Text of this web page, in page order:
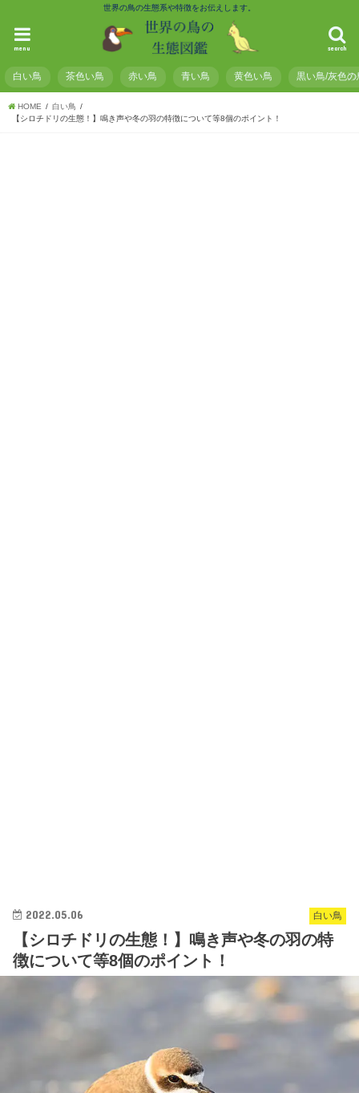
世界の鳥の生態系や特徴をお伝えします。
search
menu
白い鳥 茶色い鳥 赤い鳥 青い鳥 黄色い鳥 黒い鳥/灰色の
HOME
白い鳥
【シロチドリの生態！】鳴き声や冬の羽の特徴について等8個のポイント！
白い鳥
2022.05.06
【シロチドリの生態！】鳴き声や冬の羽の特
徴について等8個のポイント！